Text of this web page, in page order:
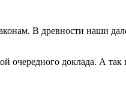
В древности наши
доклада. А так